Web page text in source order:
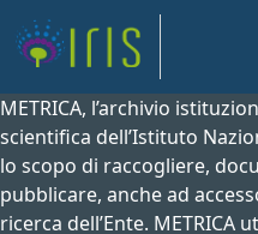
METRICA, l’archivio
scientifica dell’Istituto
lo scopo di raccogliere,
pubblicare, anche ad
ricerca dell’Ente. METRICA